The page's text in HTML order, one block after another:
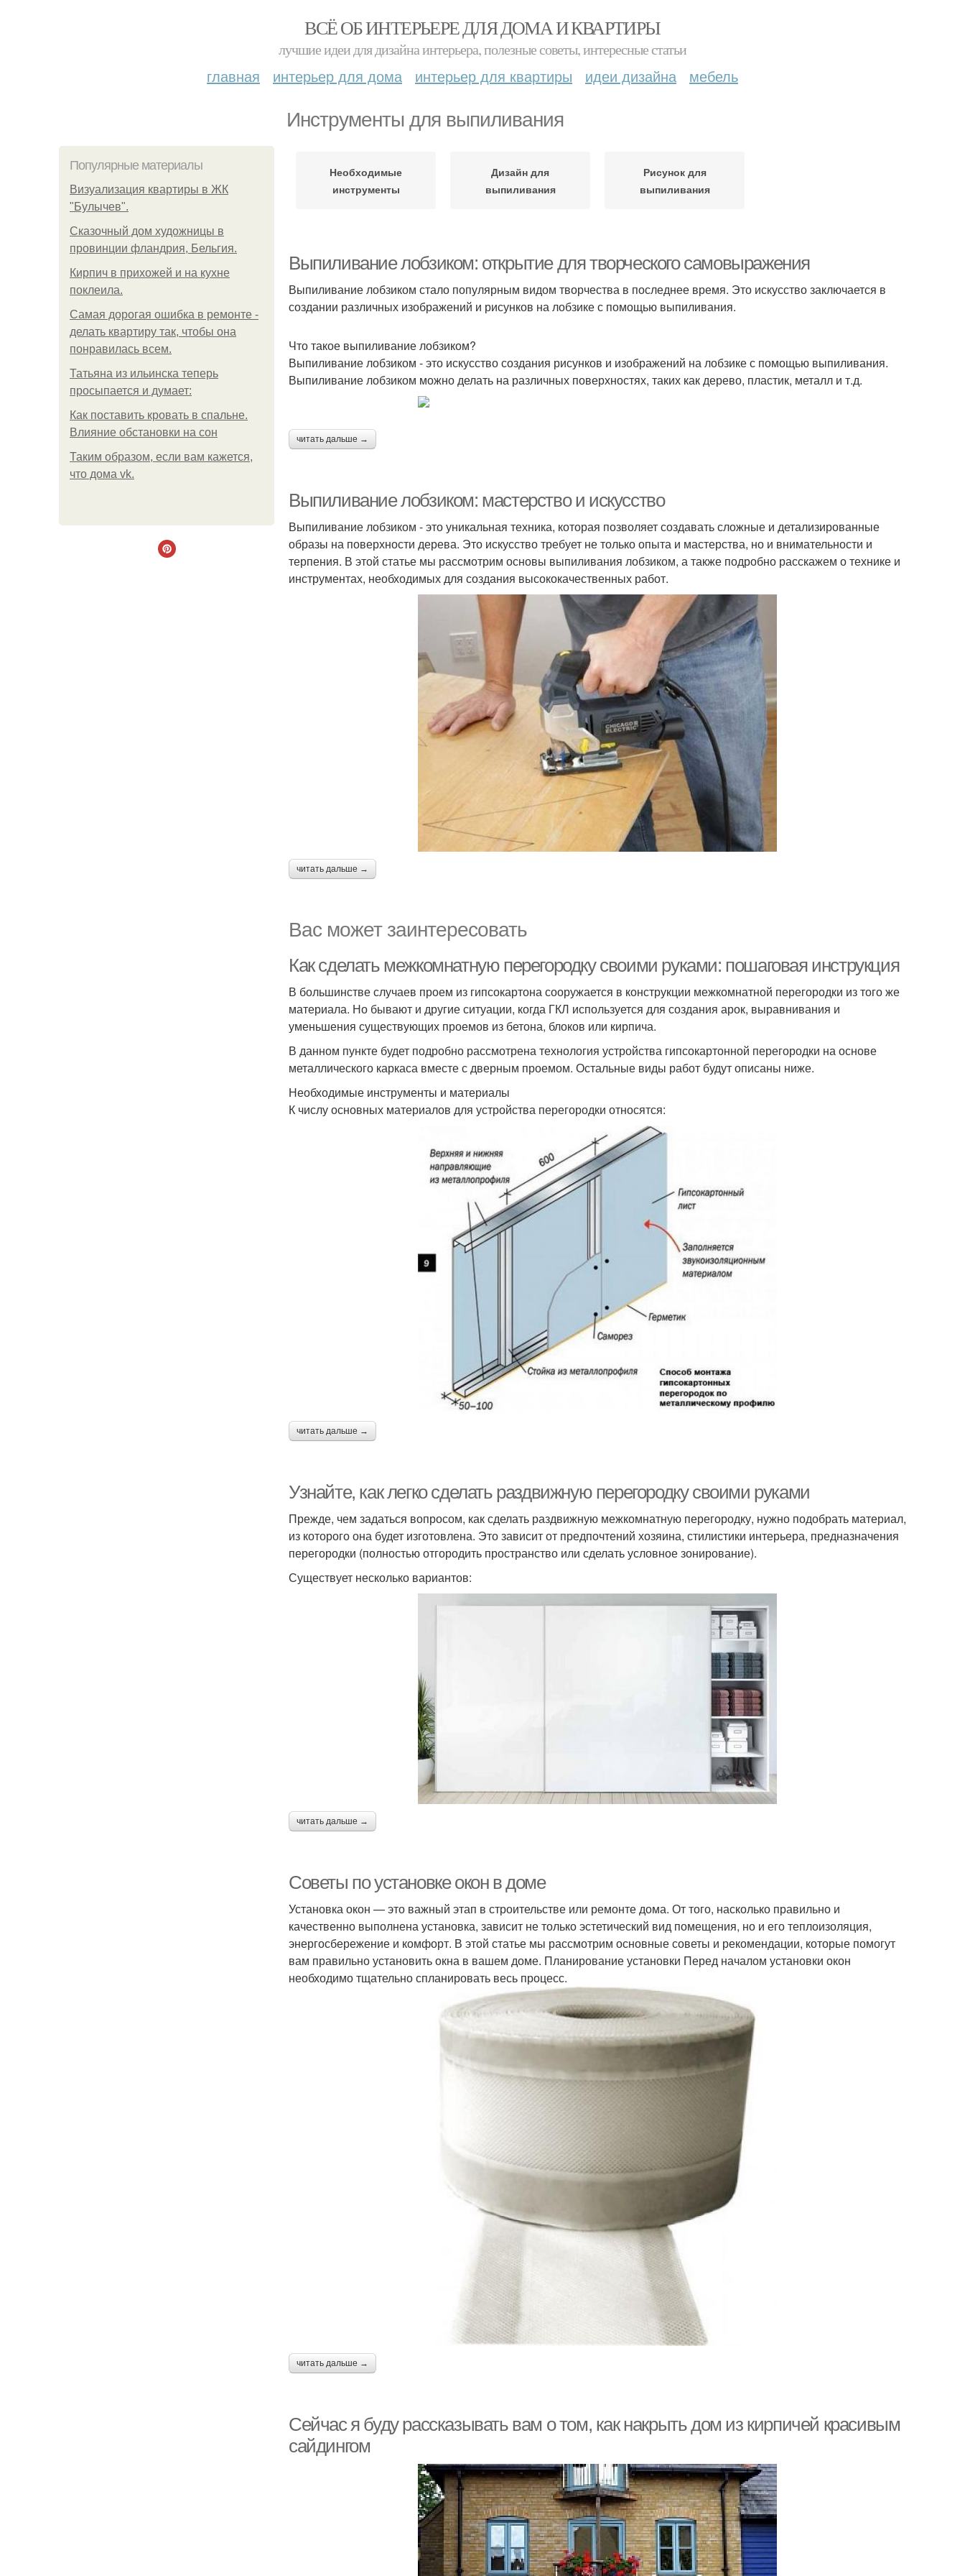
ВСЁ ОБ ИНТЕРЬЕРЕ ДЛЯ ДОМА И КВАРТИРЫ
лучшие идеи для дизайна интерьера, полезные советы, интересные статьи
главная интерьер для дома интерьер для квартиры идеи дизайна мебель
Инструменты для выпиливания
Популярные материалы
Визуализация квартиры в ЖК
"Булычев".
Сказочный дом художницы в
провинции фландрия, Бельгия.
Кирпич в прихожей и на кухне
поклеила.
Самая дорогая ошибка в ремонте -
делать квартиру так, чтобы она
понравилась всем.
Татьяна из ильинска теперь
просыпается и думает:
Как поставить кровать в спальне.
Влияние обстановки на сон
Таким образом, если вам кажется,
что дома vk.
Необходимые
инструменты
Дизайн для
выпиливания
Рисунок для
выпиливания
Выпиливание лобзиком: открытие для творческого самовыражения
Выпиливание лобзиком стало популярным видом творчества в последнее время. Это искусство заключается в
создании различных изображений и рисунков на лобзике с помощью выпиливания.
Что такое выпиливание лобзиком?
Выпиливание лобзиком - это искусство создания рисунков и изображений на лобзике с помощью выпиливания.
Выпиливание лобзиком можно делать на различных поверхностях, таких как дерево, пластик, металл и т.д.
читать дальше →
Выпиливание лобзиком: мастерство и искусство
Выпиливание лобзиком - это уникальная техника, которая позволяет создавать сложные и детализированные
образы на поверхности дерева. Это искусство требует не только опыта и мастерства, но и внимательности и
терпения. В этой статье мы рассмотрим основы выпиливания лобзиком, а также подробно расскажем о технике и
инструментах, необходимых для создания высококачественных работ.
читать дальше →
Вас может заинтересовать
Как сделать межкомнатную перегородку своими руками: пошаговая инструкция
В большинстве случаев проем из гипсокартона сооружается в конструкции межкомнатной перегородки из того же
материала. Но бывают и другие ситуации, когда ГКЛ используется для создания арок, выравнивания и
уменьшения существующих проемов из бетона, блоков или кирпича.
В данном пункте будет подробно рассмотрена технология устройства гипсокартонной перегородки на основе
металлического каркаса вместе с дверным проемом. Остальные виды работ будут описаны ниже.
Необходимые инструменты и материалы
К числу основных материалов для устройства перегородки относятся:
читать дальше →
Узнайте, как легко сделать раздвижную перегородку своими руками
Прежде, чем задаться вопросом, как сделать раздвижную межкомнатную перегородку, нужно подобрать материал,
из которого она будет изготовлена. Это зависит от предпочтений хозяина, стилистики интерьера, предназначения
перегородки (полностью отгородить пространство или сделать условное зонирование).
Существует несколько вариантов:
читать дальше →
Советы по установке окон в доме
Установка окон — это важный этап в строительстве или ремонте дома. От того, насколько правильно и
качественно выполнена установка, зависит не только эстетический вид помещения, но и его теплоизоляция,
энергосбережение и комфорт. В этой статье мы рассмотрим основные советы и рекомендации, которые помогут
вам правильно установить окна в вашем доме. Планирование установки Перед началом установки окон
необходимо тщательно спланировать весь процесс.
читать дальше →
Сейчас я буду рассказывать вам о том, как накрыть дом из кирпичей красивым
сайдингом